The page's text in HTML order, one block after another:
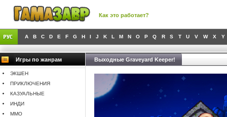
Как это работает?
A B C D E F G H I J K L M N O P Q R S T U V W X Y
Игры по жанрам
ЭКШЕН
ПРИКЛЮЧЕНИЯ
КАЗУАЛЬНЫЕ
ИНДИ
MMO
Выходные Graveyard Keeper!